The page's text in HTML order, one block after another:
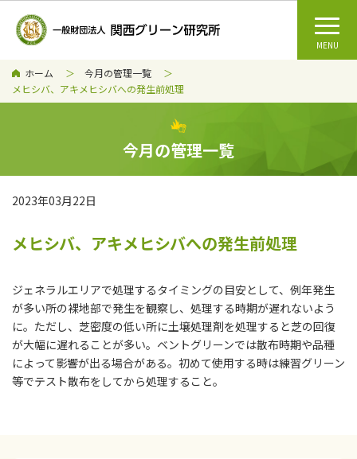
ホーム
今月の管理一覧
メヒシバ、アキメヒシバへの発生前処理
今月の管理一覧
2023年03月22日
メヒシバ、アキメヒシバへの発生前処理
ジェネラルエリアで処理するタイミングの目安として、例年発生
が多い所の裸地部で発生を観察し、処理する時期が遅れないよう
に。ただし、芝密度の低い所に土壌処理剤を処理すると芝の回復
が大幅に遅れることが多い。ベントグリーンでは散布時期や品種
によって影響が出る場合がある。初めて使用する時は練習グリーン
等でテスト散布をしてから処理すること。